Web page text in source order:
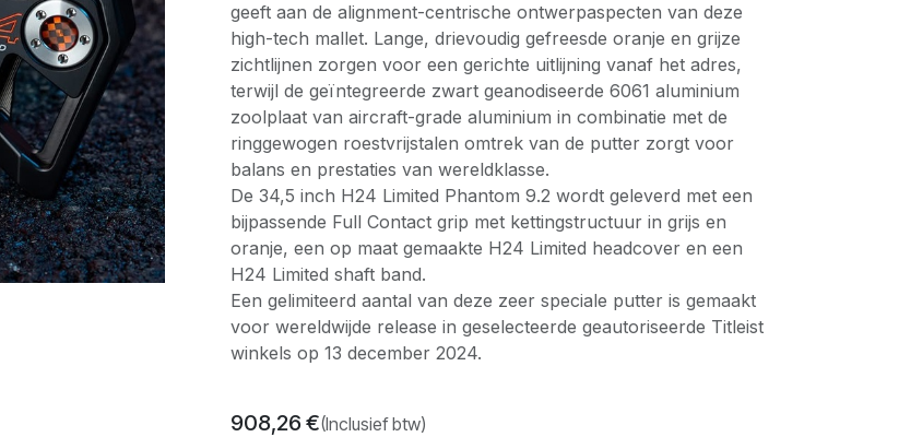
geeft aan de alignment-centrische ontwerpaspecten van deze
high-tech mallet. Lange, drievoudig gefreesde oranje en grijze
zichtlijnen zorgen voor een gerichte uitlijning vanaf het adres,
terwijl de geïntegreerde zwart geanodiseerde 6061 aluminium
zoolplaat van aircraft-grade aluminium in combinatie met de
ringgewogen roestvrijstalen omtrek van de putter zorgt voor
balans en prestaties van wereldklasse.
De 34,5 inch H24 Limited Phantom 9.2 wordt geleverd met een
bijpassende Full Contact grip met kettingstructuur in grijs en
oranje, een op maat gemaakte H24 Limited headcover en een
H24 Limited shaft band.
Een gelimiteerd aantal van deze zeer speciale putter is gemaakt
voor wereldwijde release in geselecteerde geautoriseerde Titleist
winkels op 13 december 2024.
908,26 €(Inclusief btw)